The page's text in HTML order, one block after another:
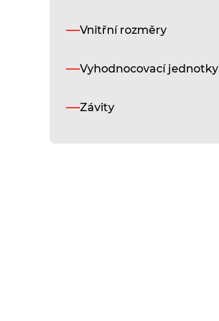
Vnitřní rozměry
Vyhodnocovací jednotky
Závity